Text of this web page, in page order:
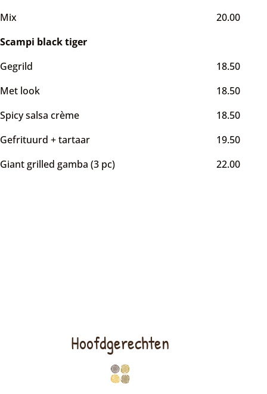
Mix
20.00
Scampi black tiger
Gegrild
18.50
Met look
18.50
Spicy salsa crème
18.50
Gefrituurd + tartaar
19.50
Giant grilled gamba (3 pc)
22.00
Hoofdgerechten